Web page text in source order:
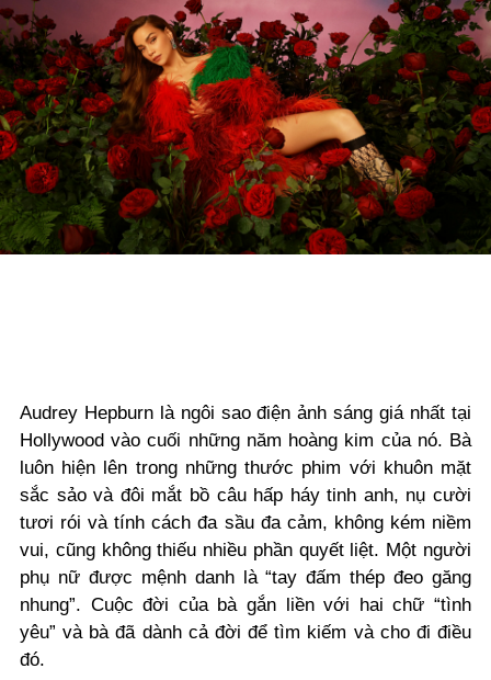
Audrey Hepburn là ngôi sao điện ảnh sáng giá nhất tại
Hollywood vào cuối những năm hoàng kim của nó. Bà
luôn hiện lên trong những thước phim với khuôn mặt
sắc sảo và đôi mắt bồ câu hấp háy tinh anh, nụ cười
tươi rói và tính cách đa sầu đa cảm, không kém niềm
vui, cũng không thiếu nhiều phần quyết liệt. Một người
phụ nữ được mệnh danh là “tay đấm thép đeo găng
nhung”. Cuộc đời của bà gắn liền với hai chữ “tình
yêu” và bà đã dành cả đời để tìm kiếm và cho đi điều
đó.